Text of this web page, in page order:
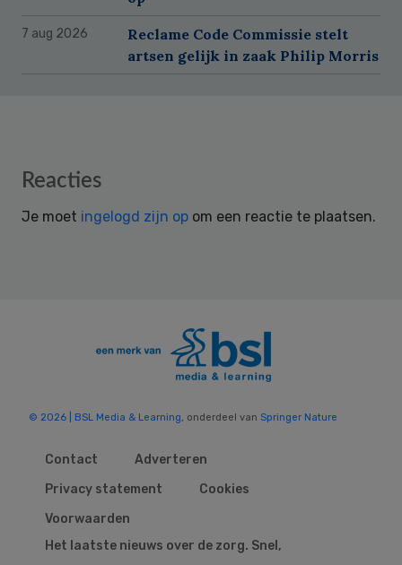
7 aug 2026
Reclame Code Commissie stelt
artsen gelijk in zaak Philip Morris
Reader
Reacties
Je moet ingelogd zijn op om een reactie te plaatsen.
© 2026 | BSL Media & Learning, onderdeel van Springer Nature
Contact
Adverteren
Privacy statement
Cookies
Voorwaarden
Het laatste nieuws over de zorg. Snel,